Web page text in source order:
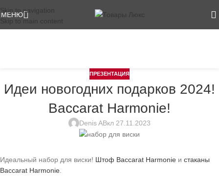
Skip to navigation
Skip to main content
МЕНЮ
ПРЕЗЕНТАЦИЯ
Идеи новогодних подарков 2024!
Baccarat Harmonie!
Denis AВкл 27.11.2023
Идеальный набор для виски! Штоф Baccarat Harmonie и стаканы
Baccarat Harmonie